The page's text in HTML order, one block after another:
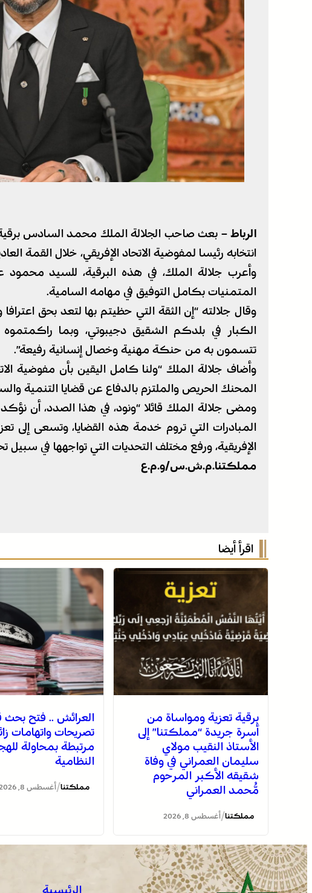
الرباط – بعث صاحب الجلالة الملك محمد السادس
انتخابه رئيسا لمفوضية الاتحاد الإفريقي، خلال القمة
وأعرب جلالة الملك، في هذه البرقية، للسيد
المتمنيات بكامل التوفيق في مهامه السامية.
وقال جلالته “إن الثقة التي حظيتم بها لتعد بحق
الكبار في بلدكم الشقيق دجيبوتي، وبما
تتسمون به من حنكة مهنية وخصال إنسانية رفيعة”.
وأضاف جلالة الملك “ولنا كامل اليقين بأن مفوضية
المحنك الحريص والملتزم بالدفاع عن قضايا التنمية
ومضى جلالة الملك قائلا “ونود، في هذا الصدد، أن
المبادرات التي تروم خدمة هذه القضايا، وتسعى إلى
الإفريقية، ورفع مختلف التحديات التي تواجهها في سبيل
مملكتنا.م.ش.س/و.م.ع
اقرأ أيضا
برقية تعزية ومواساة من
أسرة جريدة “مملكتنا” إلى
الأستاذ النقيب مولاي
سليمان العمراني في وفاة
شقيقه الأكبر المرحوم
مُّحمد العمراني
مملكتنا/أغسطس 8, 2026
العرائش .. فتح بحث
تصريحات واتهامات
مرتبطة بمحاولة
النظامية
مملكتنا/أغسطس 8, 2026
الرئيسية